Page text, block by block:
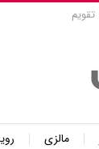
تقویم
مالزی